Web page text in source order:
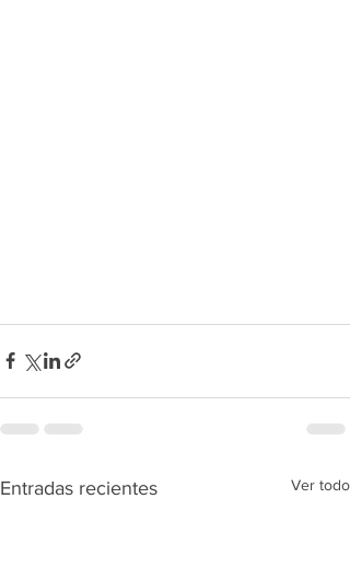
Entradas recientes Ver todo